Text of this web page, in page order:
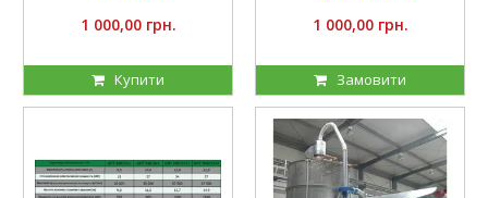
1 000,00 грн.
Купити
1 000,00 грн.
Замовити